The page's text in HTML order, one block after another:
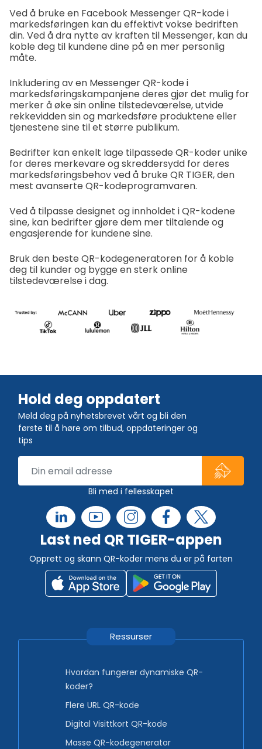
Ved å bruke en Facebook Messenger QR-kode i
markedsføringen kan du effektivt vokse bedriften
din. Ved å dra nytte av kraften til Messenger, kan du
koble deg til kundene dine på en mer personlig
måte.
Inkludering av en Messenger QR-kode i
markedsføringskampanjene deres gjør det mulig for
merker å øke sin online tilstedeværelse, utvide
rekkevidden sin og markedsføre produktene eller
tjenestene sine til et større publikum.
Bedrifter kan enkelt lage tilpassede QR-koder unike
for deres merkevare og skreddersydd for deres
markedsføringsbehov ved å bruke QR TIGER, den
mest avanserte QR-kodeprogramvaren.
Ved å tilpasse designet og innholdet i QR-kodene
sine, kan bedrifter gjøre dem mer tiltalende og
engasjerende for kundene sine.
Bruk den beste QR-kodegeneratoren for å koble
deg til kunder og bygge en sterk online
tilstedeværelse i dag.
Hold deg oppdatert
Meld deg på nyhetsbrevet vårt og bli den
første til å høre om tilbud, oppdateringer og
tips
Bli med i fellesskapet
Last ned QR TIGER-appen
Opprett og skann QR-koder mens du er på farten
Ressurser
Hvordan fungerer dynamiske QR-
koder?
Flere URL QR-kode
Digital Visittkort QR-kode
Masse QR-kodegenerator